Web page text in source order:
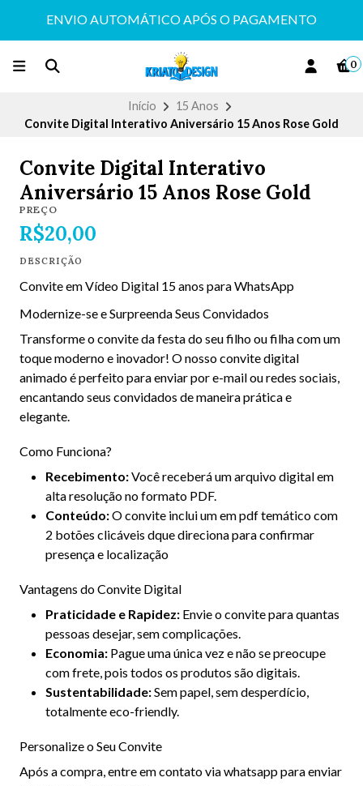
ENVIO AUTOMÁTICO APÓS O PAGAMENTO
0
Início
15 Anos
Convite Digital Interativo Aniversário 15 Anos Rose Gold
Convite Digital Interativo
Aniversário 15 Anos Rose Gold
PREÇO
R$20,00
DESCRIÇÃO
Convite em Vídeo Digital 15 anos para WhatsApp
Modernize-se e Surpreenda Seus Convidados
Transforme o convite da festa do seu filho ou filha com um
toque moderno e inovador! O nosso convite digital
animado é perfeito para enviar por e-mail ou redes sociais,
encantando seus convidados de maneira prática e
elegante.
Como Funciona?
Recebimento:Você receberá um arquivo digital em
alta resolução no formato PDF.
Conteúdo:O convite inclui um em pdf temático com
2 botões clicáveis dque direciona para confirmar
presença e localização
Vantagens do Convite Digital
Praticidade e Rapidez: Envie o convite para quantas
pessoas desejar, sem complicações.
Economia: Pague uma única vez e não se preocupe
com frete, pois todos os produtos são digitais.
Sustentabilidade:Sem papel, sem desperdício,
totalmente eco-friendly.
Personalize o Seu Convite
Após a compra, entre em contato via whatsapp para enviar